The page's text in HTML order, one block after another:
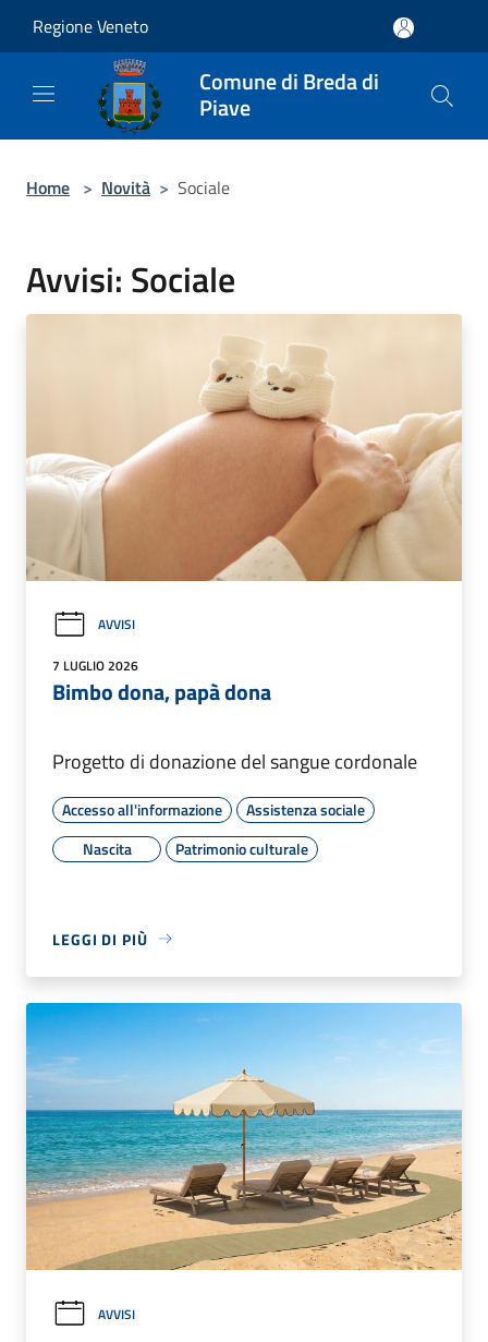
Regione Veneto
Comune di Breda di
Piave
Home > Novità > Sociale
Avvisi: Sociale
AVVISI
7 LUGLIO 2026
Bimbo dona, papà dona
Progetto di donazione del sangue cordonale
Accesso all'informazione
Assistenza sociale
Nascita
Patrimonio culturale
LEGGI DI PIÙ
AVVISI